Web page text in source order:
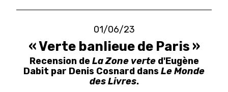
01/06/23
« Verte banlieue de Paris »
Recension deLa Zone verted'Eugène
Dabit par Denis Cosnard dans Le Monde
des Livres.